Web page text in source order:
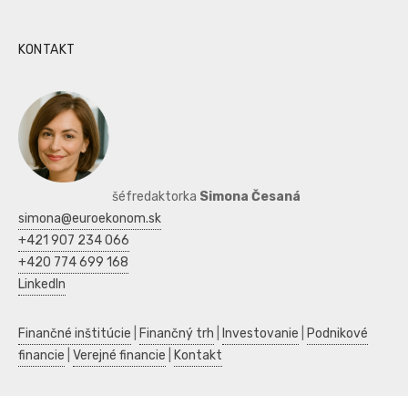
KONTAKT
šéfredaktorka Simona Česaná
simona@euroekonom.sk
+421 907 234 066
+420 774 699 168
LinkedIn
Finančné inštitúcie Finančný trh Investovanie
Podnikové
financie Verejné financie Kontakt